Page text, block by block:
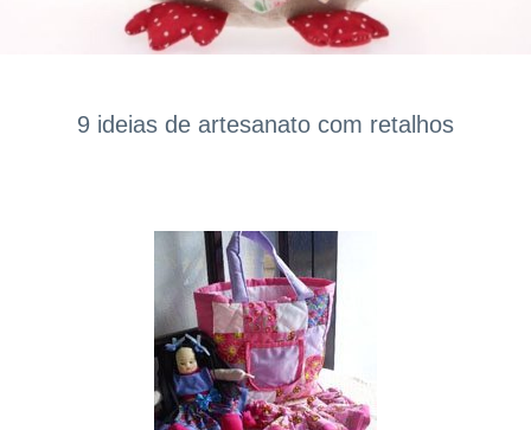
9 ideias de artesanato com retalhos